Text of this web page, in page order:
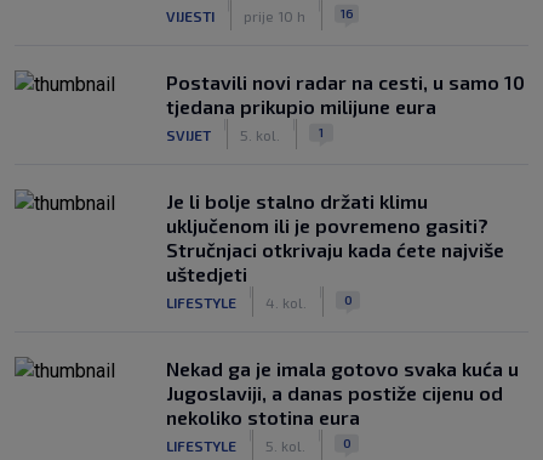
VIJESTI prije 10 h 16
Postavili novi radar na cesti, u samo 10
tjedana prikupio milijune eura
SVIJET 5. kol. 1
Je li bolje stalno držati klimu
uključenom ili je povremeno gasiti?
Stručnjaci otkrivaju kada ćete najviše
uštedjeti
LIFESTYLE 4. kol. 0
Nekad ga je imala gotovo svaka kuća u
Jugoslaviji, a danas postiže cijenu od
nekoliko stotina eura
LIFESTYLE 5. kol. 0